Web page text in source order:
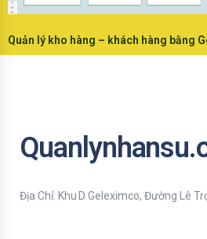
Quản lý kho hàng – khách hàng bằng
Địa Chỉ: Khu D Geleximco, Đường Lê